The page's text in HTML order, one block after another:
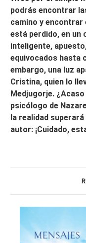
podrás encontrar
camino y encontrar
está perdido, en un
inteligente,
equivocados hasta
embargo, una luz
Cristina, quien lo
Medjugorje.
psicólogo de
la realidad
autor: ¡Cuidado,